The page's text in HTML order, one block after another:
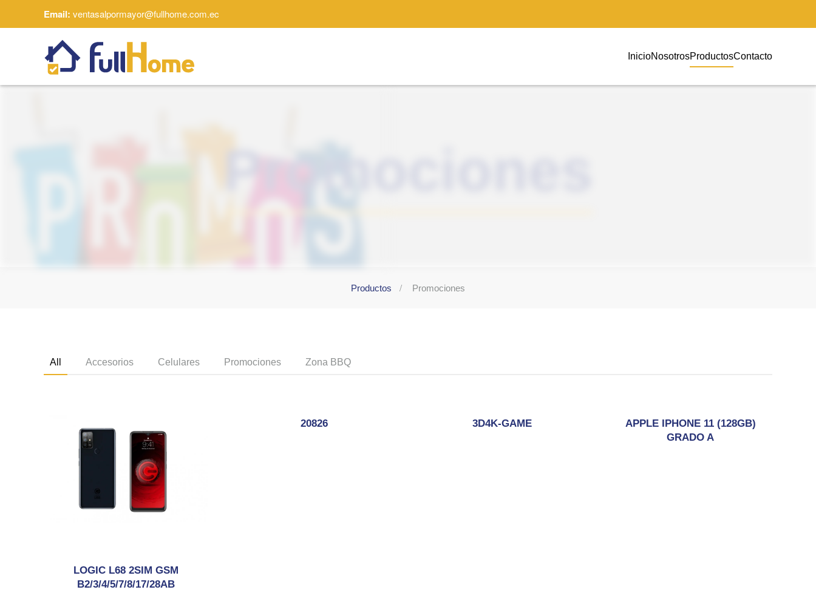
Email: ventasalpormayor@fullhome.com.ec
InicioNosotrosProductosContacto
Promociones
Productos Promociones
All Accesorios Celulares Promociones Zona BBQ
LOGIC L68 2SIM GSM
B2/3/4/5/7/8/17/28AB
20826 3D4K-GAME
APPLE IPHONE 11 (128GB)
GRADO A